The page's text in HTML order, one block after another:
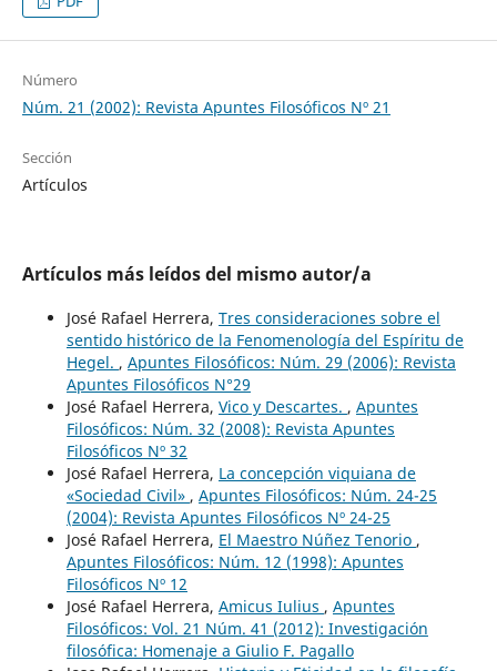
Número
Núm. 21 (2002): Revista Apuntes Filosóficos Nº 21
Sección
Artículos
Artículos más leídos del mismo autor/a
José Rafael Herrera, Tres consideraciones sobre el
sentido histórico de la Fenomenología del Espíritu de
Hegel. , Apuntes Filosóficos: Núm. 29 (2006): Revista
Apuntes Filosóficos N°29
José Rafael Herrera, Vico y Descartes. , Apuntes
Filosóficos: Núm. 32 (2008): Revista Apuntes
Filosóficos Nº 32
José Rafael Herrera, La concepción viquiana de
«Sociedad Civil» , Apuntes Filosóficos: Núm. 24-25
(2004): Revista Apuntes Filosóficos Nº 24-25
José Rafael Herrera, El Maestro Núñez Tenorio ,
Apuntes Filosóficos: Núm. 12 (1998): Apuntes
Filosóficos Nº 12
José Rafael Herrera, Amicus Iulius , Apuntes
Filosóficos: Vol. 21 Núm. 41 (2012): Investigación
filosófica: Homenaje a Giulio F. Pagallo